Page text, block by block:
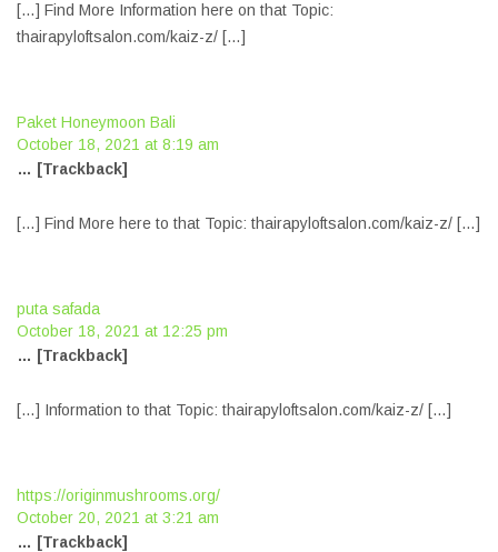
[…] Find More Information here on that Topic:
thairapyloftsalon.com/kaiz-z/ […]
Paket Honeymoon Bali
October 18, 2021 at 8:19 am
… [Trackback]
[…] Find More here to that Topic: thairapyloftsalon.com/kaiz-z/ […]
puta safada
October 18, 2021 at 12:25 pm
… [Trackback]
[…] Information to that Topic: thairapyloftsalon.com/kaiz-z/ […]
https://originmushrooms.org/
October 20, 2021 at 3:21 am
… [Trackback]